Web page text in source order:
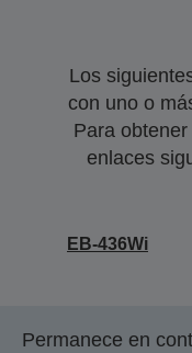
Los
con uno o
Para
enlaces
EB-436Wi
Permanece en